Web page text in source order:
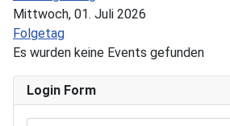
Mittwoch, 01. Juli 2026
Folgetag
Es wurden keine Events gefunden
Login Form